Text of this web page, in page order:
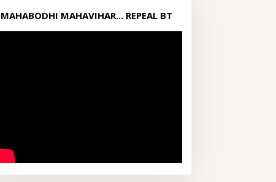
MAHABODHI MAHAVIHAR... REPEAL BT
ACT1949...